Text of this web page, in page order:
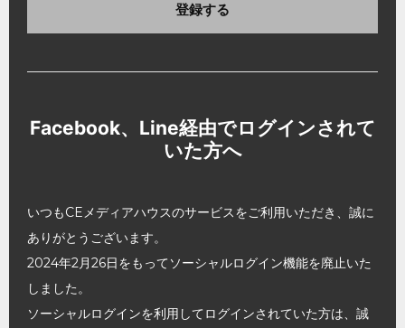
登録する
Facebook、Line経由でログインされて
いた方へ
いつもCEメディアハウスのサービスをご利用いただき、誠に
ありがとうございます。
2024年2月26日をもってソーシャルログイン機能を廃止いた
しました。
ソーシャルログインを利用してログインされていた方は、誠